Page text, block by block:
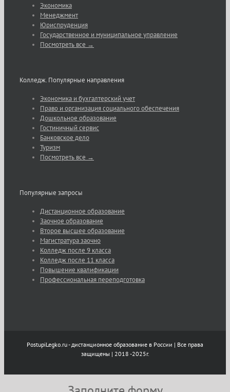
Экономика
Менеджмент
Юриспруденция
Государственное и муниципальное управление
Посмотреть все →
Колледж. Популярные направления
Экономика и бухгалтерский учет
Право и организация социального обеспечения
Дошкольное образование
Гостиничный сервис
Банковское дело
Туризм
Посмотреть все →
Популярные запросы
Дистанционное образование
Заочное образование
Второе высшее образование
Магистратура заочно
Колледж после 9 класса
Колледж после 11 класса
Повышение квалификации
Профессиональная переподготовка
PostupiLegko.ru - дистанционное образование в России | Все права
защищены | 2018 -2025г.